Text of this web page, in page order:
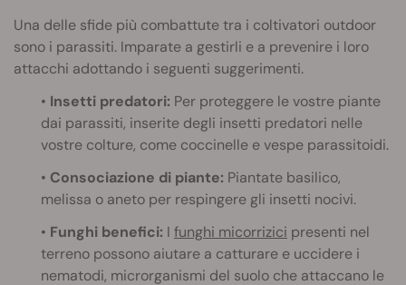
Una delle sfide più combattute tra i coltivatori outdoor
sono i parassiti. Imparate a gestirli e a prevenire i loro
attacchi adottando i seguenti suggerimenti.
• Insetti predatori: Per proteggere le vostre piante
dai parassiti, inserite degli insetti predatori nelle
vostre colture, come coccinelle e vespe parassitoidi.
• Consociazione di piante: Piantate basilico,
melissa o aneto per respingere gli insetti nocivi.
• Funghi benefici: I funghi micorrizici presenti nel
terreno possono aiutare a catturare e uccidere i
nematodi, microrganismi del suolo che attaccano le